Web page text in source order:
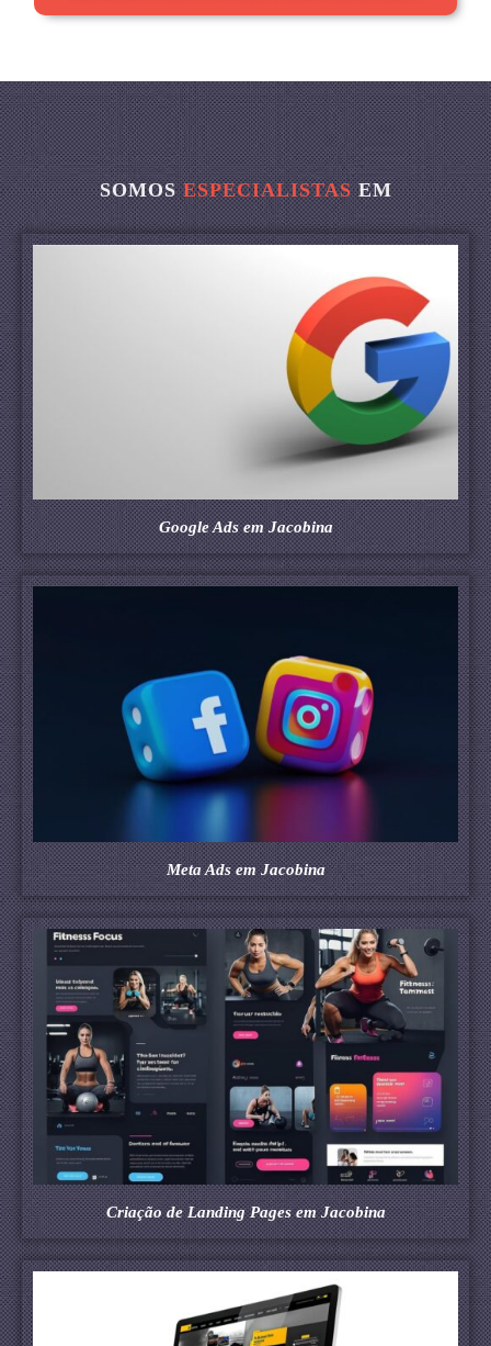
SOMOSESPECIALISTASEM
Google Ads em Jacobina
Meta Ads em Jacobina
Criação de Landing Pages em Jacobina